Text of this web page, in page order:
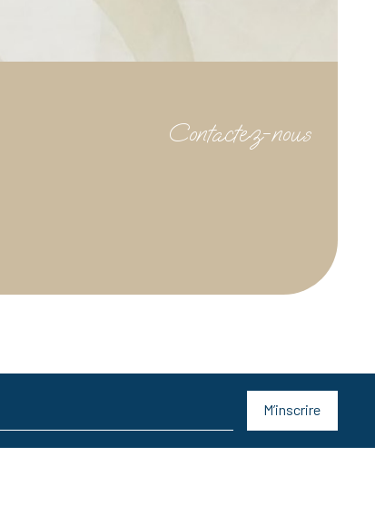
Contactez-nous
M’inscrire